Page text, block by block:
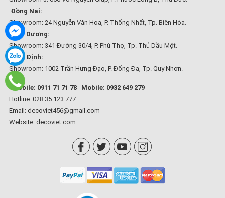
Đồng Nai:
Showroom: 24 Nguyễn Văn Hoa, P. Thống Nhất, Tp. Biên Hòa.
Bình Dương:
Showroom: 341 Đường 30/4, P. Phú Thọ, Tp. Thủ Dầu Một.
Bình Định:
Showroom: 1002 Trần Hưng Đạo, P. Đống Đa, Tp. Quy Nhơn.
Mobile: 0911 71 71 78
Mobile: 0932 649 279
Hotline: 028 35 123 777
Email: decoviet456@gmail.com
Website: decoviet.com